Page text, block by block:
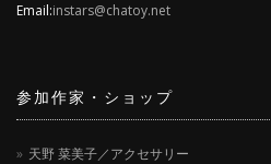
Email:instars@chatoy.net
参加作家・ショップ
天野 菜美子／アクセサリー